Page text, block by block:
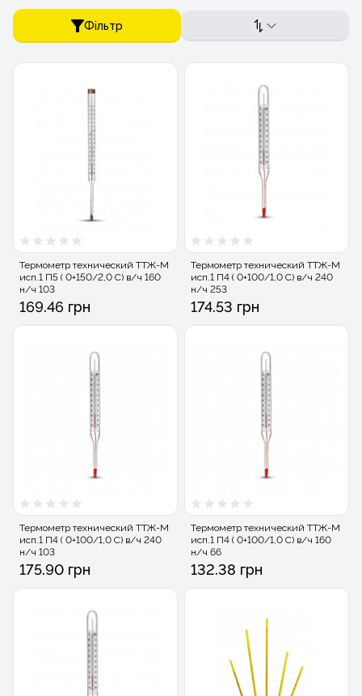
Фільтр
Термометр технический ТТЖ-М
исп.1 П5 ( 0+150/2,0 С) в/ч 160
н/ч 103
169.46 грн
Термометр технический ТТЖ-М
исп.1 П4 ( 0+100/1,0 С) в/ч 240
н/ч 253
174.53 грн
Термометр технический ТТЖ-М
исп.1 П4 ( 0+100/1,0 С) в/ч 240
н/ч 103
175.90 грн
Термометр технический ТТЖ-М
исп.1 П4 ( 0+100/1,0 С) в/ч 160
н/ч 66
132.38 грн